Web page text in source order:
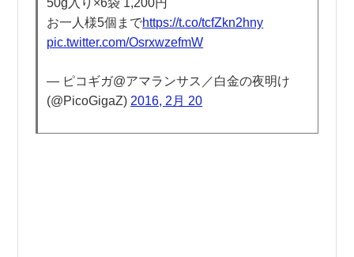
50g入り×6袋​ 1,200円
お一人様5個までhttps://t.co/tcfZkn2hny
pic.twitter.com/OsrxwzefmW
— ピコギガ@アマランサス／白金の夜明け
(@PicoGigaZ) 2016, 2月 20